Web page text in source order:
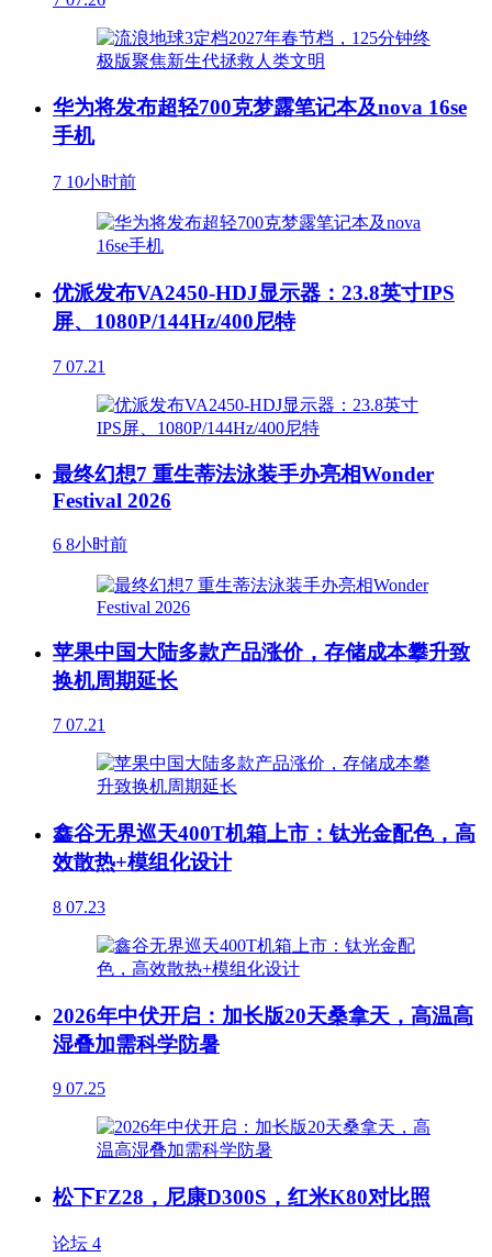
华为将发布超轻700克梦露笔记本及nova 16se
手机
7 10小时前
优派发布VA2450-HDJ显示器：23.8英寸IPS
屏、1080P/144Hz/400尼特
7 07.21
最终幻想7 重生蒂法泳装手办亮相Wonder
Festival 2026
6 8小时前
苹果中国大陆多款产品涨价，存储成本攀升致
换机周期延长
7 07.21
鑫谷无界巡天400T机箱上市：钛光金配色，高
效散热+模组化设计
8 07.23
2026年中伏开启：加长版20天桑拿天，高温高
湿叠加需科学防暑
9 07.25
松下FZ28，尼康D300S，红米K80对比照
论坛 4